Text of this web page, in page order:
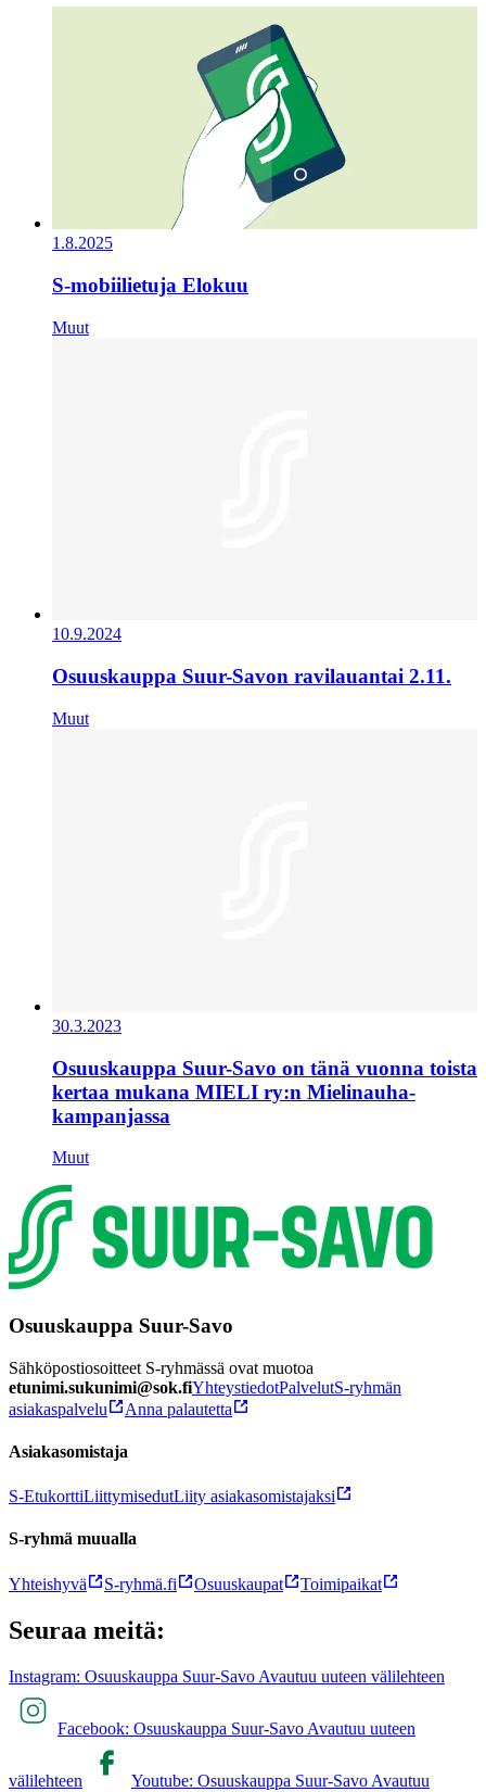
1.8.2025
S-mobiilietuja Elokuu
Muut
10.9.2024
Osuuskauppa Suur-Savon ravilauantai 2.11.
Muut
30.3.2023
Osuuskauppa Suur-Savo on tänä vuonna toista
kertaa mukana MIELI ry:n Mielinauha-
kampanjassa
Muut
Osuuskauppa Suur-Savo
Sähköpostiosoitteet S-ryhmässä ovat muotoa
etunimi.sukunimi@sok.fiYhteystiedotPalvelutS-ryhmän
asiakaspalvelu
Anna palautetta
Asiakasomistaja
S-EtukorttiLiittymisedutLiity asiakasomistajaksi
S-ryhmä muualla
Yhteishyvä S-ryhmä.fi Osuuskaupat Toimipaikat
Seuraa meitä:
Instagram: Osuuskauppa Suur-Savo Avautuu uuteen välilehteen
Facebook: Osuuskauppa Suur-Savo Avautuu uuteen
välilehteen Youtube: Osuuskauppa Suur-Savo Avautuu